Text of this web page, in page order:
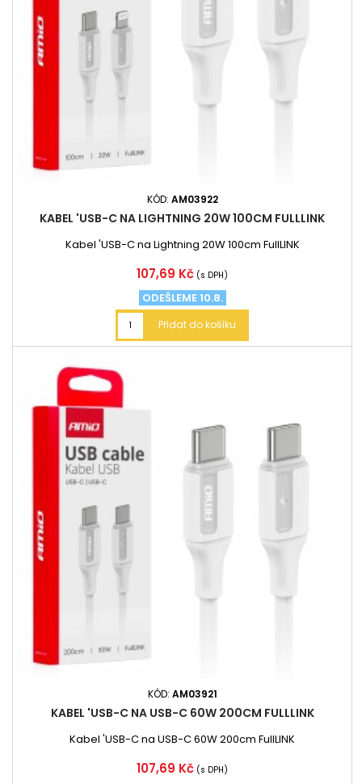
KÓD: AM03922
KABEL 'USB-C NA LIGHTNING 20W 100CM FULLLINK
Kabel 'USB-C na Lightning 20W 100cm FullLINK
Cena
107,69 Kč (s DPH)
ODEŠLEME 10.8.
Přidat do košíku
KÓD: AM03921
KABEL 'USB-C NA USB-C 60W 200CM FULLLINK
Kabel 'USB-C na USB-C 60W 200cm FullLINK
Cena
107,69 Kč (s DPH)